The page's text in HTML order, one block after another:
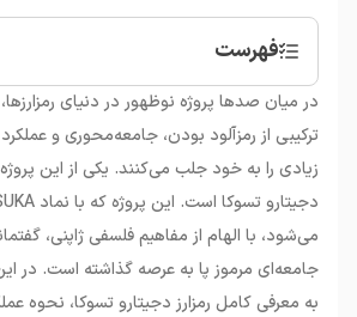
فهرست
• ارز دیجیتال دجیتارو تسوکا
• نگاهی به آینده قیمت ارز دیجیتال
تسوکا
• خرید ارز دیجیتال دجیتارو تسوکا
ارزینجا
در میان صدها پروژه نوظهور در دنیای
ترکیبی از رمزآلود بودن، جامعه‌محوری و عملکرد
زیادی را به خود جلب می‌کنند. یکی از این
دجیتارو تسوکا است. این پروژه که با نماد
می‌شود، با الهام از مفاهیم فلسفی ژاپنی،
جامعه‌ای مرموز پا به عرصه گذاشته است. در
به معرفی کامل رمزارز دجیتارو تسوکا، نحوه